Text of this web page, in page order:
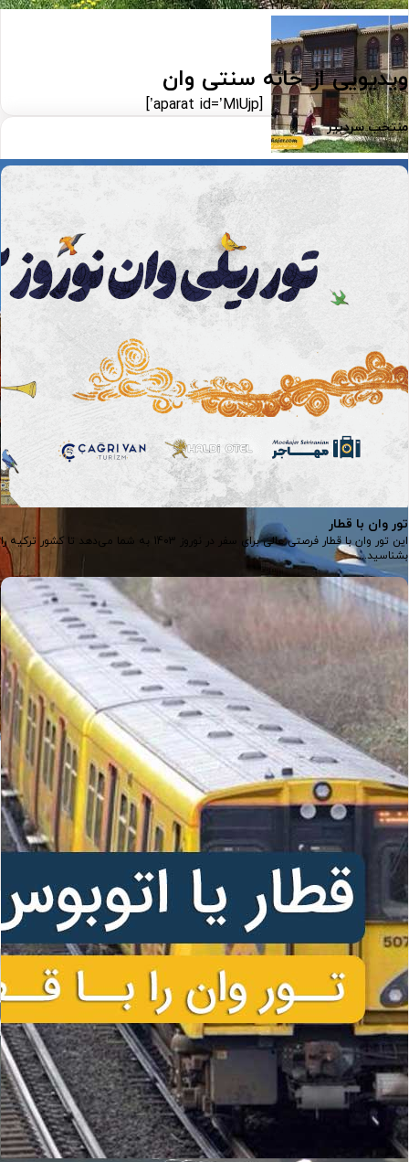
ویدیویی ازخانه سنتی وان
[aparat id=’M1Ujp’]
منتخب سردبیر
تور وان با قطار
این تور وان با قطار فرصتی عالی برای سفر در نوروز 1403 به شما می‌دهد تا کشور ترکیه را
بشناسید....